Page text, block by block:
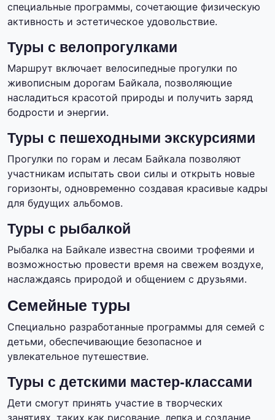
специальные программы, сочетающие физическую
активность и эстетическое удовольствие.
Туры с велопрогулками
Маршрут включает велосипедные прогулки по
живописным дорогам Байкала, позволяющие
насладиться красотой природы и получить заряд
бодрости и энергии.
Туры с пешеходными экскурсиями
Прогулки по горам и лесам Байкала позволяют
участникам испытать свои силы и открыть новые
горизонты, одновременно создавая красивые кадры
для будущих альбомов.
Туры с рыбалкой
Рыбалка на Байкале известна своими трофеями и
возможностью провести время на свежем воздухе,
наслаждаясь природой и общением с друзьями.
Семейные туры
Специально разработанные программы для семей с
детьми, обеспечивающие безопасное и
увлекательное путешествие.
Туры с детскими мастер-классами
Дети смогут принять участие в творческих